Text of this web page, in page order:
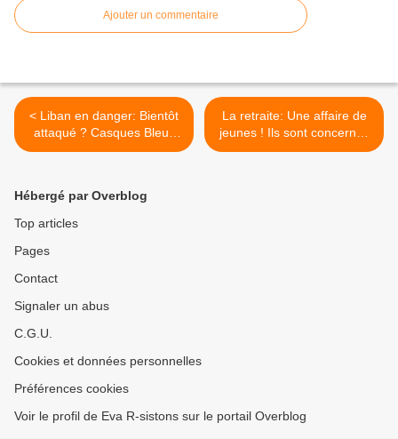
Ajouter un commentaire
< Liban en danger: Bientôt
attaqué ? Casques Bleus
Finul: Quelle mission ?
La retraite: Une affaire de
jeunes ! Ils sont concernés
par cet enjeu majeur ! >
Hébergé par Overblog
Top articles
Pages
Contact
Signaler un abus
C.G.U.
Cookies et données personnelles
Préférences cookies
Voir le profil de Eva R-sistons sur le portail Overblog